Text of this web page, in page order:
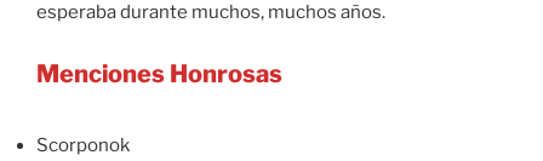
esperaba durante muchos, muchos años.
Menciones Honrosas
Scorponok